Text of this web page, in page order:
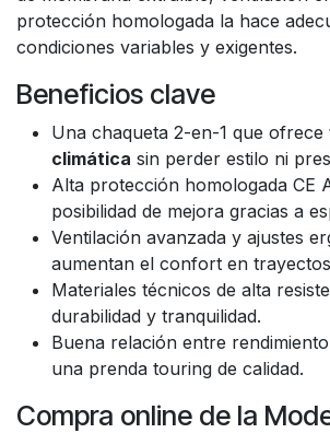
protección homologada la hace
condiciones variables y exigentes.
Beneficios clave
Una chaqueta 2-en-1 que ofrece
climática sin perder estilo ni
Alta protección homologada CE
posibilidad de mejora gracias a
Ventilación avanzada y ajustes
aumentan el confort en
Materiales técnicos de alta
durabilidad y tranquilidad.
Buena relación entre
una prenda touring de calidad.
Compra online de la